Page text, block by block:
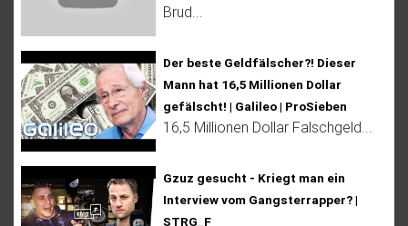
Brud...
Der beste Geldfälscher?! Dieser
Mann hat 16,5 Millionen Dollar
gefälscht! | Galileo | ProSieben
16,5 Millionen Dollar Falschgeld...
Gzuz gesucht - Kriegt man ein
Interview vom Gangsterrapper? |
STRG_F